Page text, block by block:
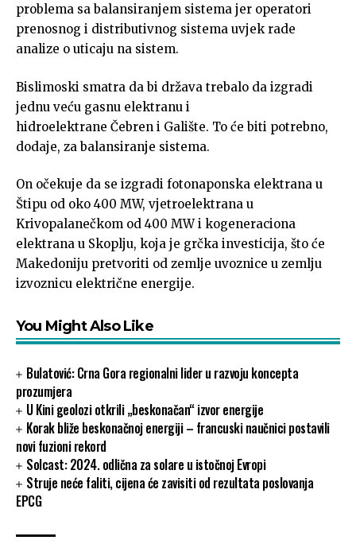
problema sa balansiranjem sistema jer operatori
prenosnog i distributivnog sistema uvjek rade
analize o uticaju na sistem.
Bislimoski smatra da bi država trebalo da izgradi
jednu veću gasnu elektranu i
hidroelektrane Čebren i Galište. To će biti potrebno,
dodaje, za balansiranje sistema.
On očekuje da se izgradi fotonaponska elektrana u
Štipu od oko 400 MW, vjetroelektrana u
Krivopalanečkom od 400 MW i kogeneraciona
elektrana u Skoplju, koja je grčka investicija, što će
Makedoniju pretvoriti od zemlje uvoznice u zemlju
izvoznicu električne energije.
You Might Also Like
Bulatović: Crna Gora regionalni lider u razvoju koncepta
prozumjera
U Kini geolozi otkrili „beskonačan“ izvor energije
Korak bliže beskonačnoj energiji – francuski naučnici postavili
novi fuzioni rekord
Solcast: 2024. odlična za solare u istočnoj Evropi
Struje neće faliti, cijena će zavisiti od rezultata poslovanja
EPCG